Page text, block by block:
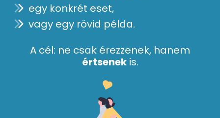
egy konkrét eset,
vagy egy rövid példa.
A cél: ne csak érezzenek, hanem
értsenekis.